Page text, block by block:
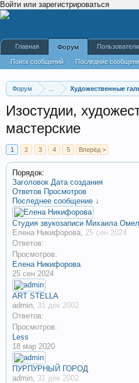
Войти или зарегистрироваться
Форум Художественные
Изостудии,
мастерские
1 2 3 4 5 Вперёд >
Порядок:
Заголовок Дата создания
Ответов Просмотров
Последнее сообщение ↓
Студия звукозаписи Михаила
Елена Никифорова, 25 сен 2024
Ответов:
Просмотров:
Елена Никифорова
25 сен 2024
ART STELLA
admin, 31 дек 2002
Ответов:
Просмотров:
Less
18 мар 2020
ПУРПУРНЫЙ ГОРОД
admin, 31 дек 2002
Главная Форум
Поиск сообщений Последние
Пользователи